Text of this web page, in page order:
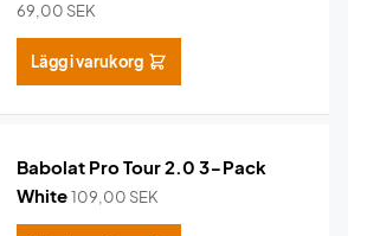
69,00 SEK
Lägg i varukorg
Babolat Pro Tour 2.0 3-Pack
White109,00 SEK